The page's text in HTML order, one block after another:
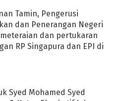
Tamin, Pengerusi
dan Penerangan Negeri
dan pertukaran
RP Singapura dan EPI di
Syed Mohamed Syed